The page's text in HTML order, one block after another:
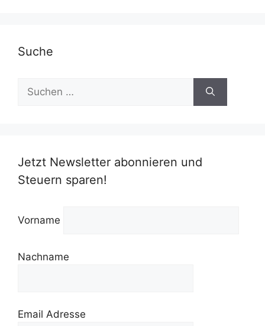
Suche
Suchen
nach:
Jetzt Newsletter abonnieren und
Steuern sparen!
Vorname
Nachname
Email Adresse